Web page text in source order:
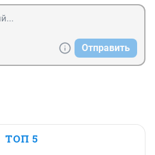
Отправить
ТОП 5